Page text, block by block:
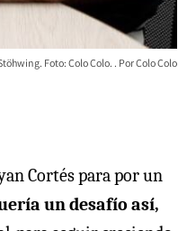
Foto: Colo Colo. Colo Colo
Cortés para por un
un desafío así,